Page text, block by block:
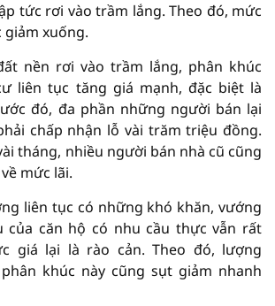
tức rơi vào trầm lắng. Theo đó, mức
giảm xuống.
nền rơi vào trầm lắng, phân khúc
liên tục tăng giá mạnh, đặc biệt là
đó, đa phần những người bán lại
chấp nhận lỗ vài trăm triệu đồng.
tháng, nhiều người bán nhà cũ cũng
mức lãi.
liên tục có những khó khăn, vướng
của căn hộ có nhu cầu thực vẫn rất
giá lại là rào cản. Theo đó, lượng
khúc này cũng sụt giảm nhanh